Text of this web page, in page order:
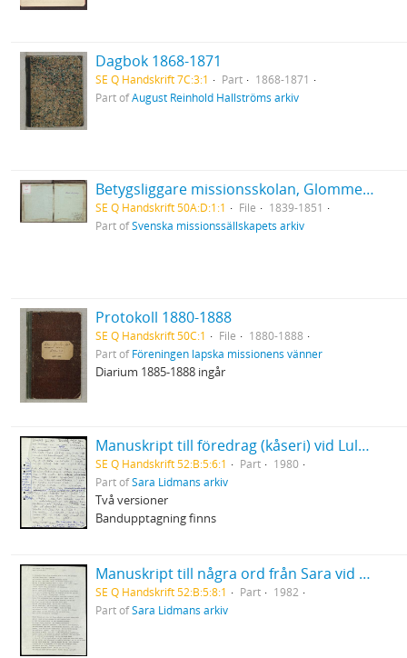
Dagbok 1868-1871
SE Q Handskrift 7C:3:1 Part
1868-1871
Part ofAugust Reinhold Hallströms arkiv
Betygsliggare missionsskolan, Glommersträsk
SE Q Handskrift 50A:D:1:1 File
1839-1851
Part ofSvenska missionssällskapets arkiv
Protokoll 1880-1888
SE Q Handskrift 50C:1 File
1880-1888
Part ofFöreningen lapska missionens vänner
Diarium 1885-1888 ingår
Manuskript till föredrag (kåseri) vid Luleå Tekniska högskola "Brödet" 29/1 1980
SE Q Handskrift 52:B:5:6:1 Part
1980
Part ofSara Lidmans arkiv
Två versioner
Bandupptagning finns
Manuskript till några ord från Sara vid Birgit Ståhl-Nybergs jordfästning
SE Q Handskrift 52:B:5:8:1 Part
1982
Part ofSara Lidmans arkiv